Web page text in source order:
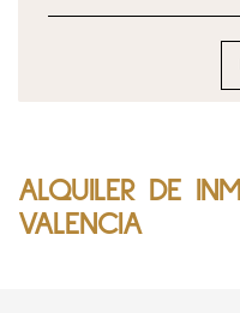
ALQUILER DE
VALENCIA